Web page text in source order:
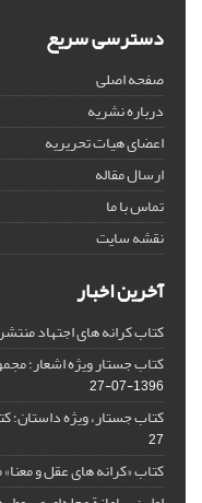
دسترسی سریع
صفحه اصلی
درباره نشریه
اعضای هیات تحریریه
ارسال مقاله
تماس با ما
نقشه سایت
آخرین اخبار
کتاب کرانه های اجتهاد
کتاب جستار ویژه اشعار؛
1396-07-27
کتاب جستار، ویژه
27
کتاب «کرانه های عقل و